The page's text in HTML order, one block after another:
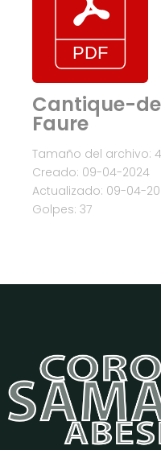
Cantique-
Faure
Tamaño del archivo:
Creado: 09-04-2024
Actualizado: 09-04-
Golpes: 37